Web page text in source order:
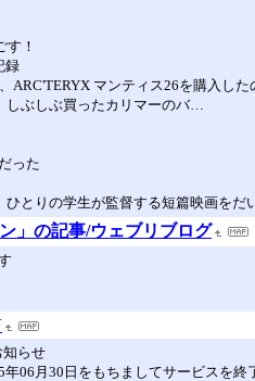
！
録
ARC'TERYX マンティス26を購入し
しぶしぶ買ったカリマーのバ…
った
とりの学生が監督する短篇映画を
」の記事/ウェブリブログ
知らせ
06月30日をもちましてサービスを終